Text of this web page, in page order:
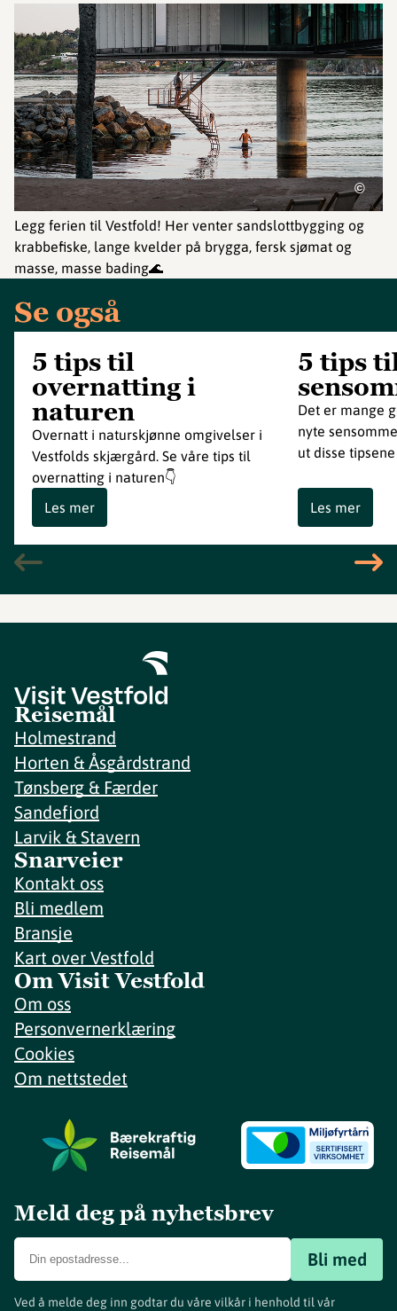
©
Legg ferien til Vestfold! Her venter sandslottbygging og
krabbefiske, lange kvelder på brygga, fersk sjømat og
masse, masse bading🌊
Se også
5 tips til
overnatting i
naturen
Overnatt i naturskjønne omgivelser i
Vestfolds skjærgård. Se våre tips til
overnatting i naturen👇
Les mer
5 tips
Det er mange
nyte
ut disse
Les mer
Reisemål
Holmestrand
Horten & Åsgårdstrand
Tønsberg & Færder
Sandefjord
Larvik & Stavern
Snarveier
Kontakt oss
Bli medlem
Bransje
Kart over Vestfold
Om Visit Vestfold
Om oss
Personvernerklæring
Cookies
Om nettstedet
Meld deg på nyhetsbrev
Bli med
Ved å melde deg inn godtar du våre vilkår i henhold til vår